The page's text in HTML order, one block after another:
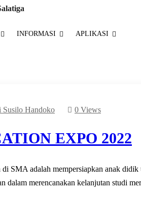
INFORMASI APLIKASI
Susilo Handoko 0 Views
EXPO 2022
di SMA adalah mempersiapkan anak
dalam merencanakan kelanjutan studi